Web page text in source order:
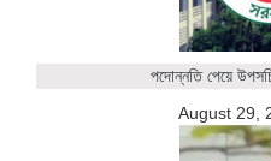
পদোন্নতি পেয়ে
August 29,